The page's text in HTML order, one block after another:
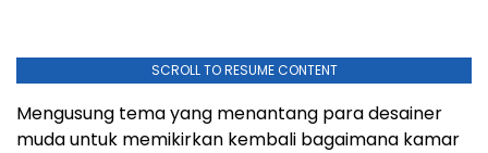
SCROLL TO RESUME CONTENT
Mengusung tema yang menantang para desainer
muda untuk memikirkan kembali bagaimana kamar